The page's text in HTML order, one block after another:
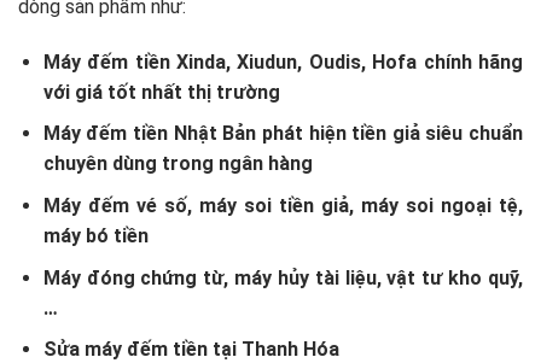
dòng sản phẩm như:
Máy đếm tiền Xinda, Xiudun, Oudis, Hofa chính hãng
với giá tốt nhất thị trường
Máy đếm tiền Nhật Bản phát hiện tiền giả siêu chuẩn
chuyên dùng trong ngân hàng
Máy đếm vé số, máy soi tiền giả, máy soi ngoại tệ,
máy bó tiền
Máy đóng chứng từ, máy hủy tài liệu, vật tư kho quỹ,
…
Sửa máy đếm tiền tại Thanh Hóa